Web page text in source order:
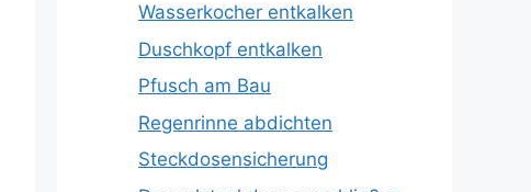
Wasserkocher entkalken
Duschkopf entkalken
Pfusch am Bau
Regenrinne abdichten
Steckdosensicherung